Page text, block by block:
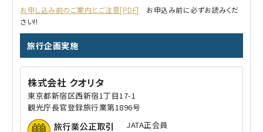
お申し込み前のご案内とご注意[PDF]
お申込み前に必ずお読みくだ
さい!!
旅行企画実施
株式会社 クオリタ
東京都新宿区西新宿1丁目17-1
観光庁長官登録旅行業第1896号
JATA正会員